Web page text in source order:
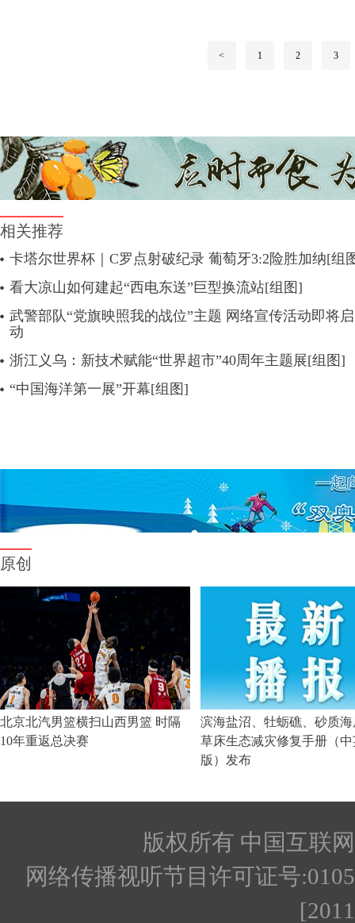
< 1 2 3
相关推荐
卡塔尔世界杯｜C罗点射破纪录 葡萄牙3:2险胜加纳[组
看大凉山如何建起“西电东送”巨型换流站[组图]
武警部队“党旗映照我的战位”主题 网络宣传活动即将启
动
浙江义乌：新技术赋能“世界超市”40周年主题展[组图]
“中国海洋第一展”开幕[组图]
版权所有 中国互联
网络传播视听节目许可证号